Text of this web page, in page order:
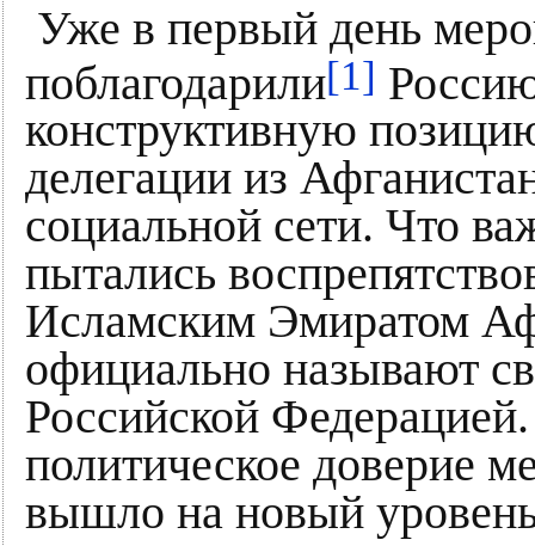
Уже в первый день
поблагодарили[1]
конструктивную
делегации из
социальной сети. Что
пытались
Исламским Эмиратом
официально называют
Российской
политическое доверие
вышло на новый